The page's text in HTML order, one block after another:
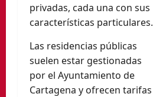
privadas, cada una con sus
características particulares.
Las residencias públicas
suelen estar gestionadas
por el Ayuntamiento de
Cartagena y ofrecen tarifas